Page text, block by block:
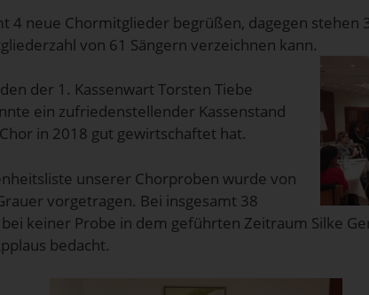
4 neue Chormitglieder begrüßen, dagegen stehen
von 61 Sängern verzeichnen kann.
der 1. Kassenwart Torsten Tiebe
ein zufriedenstellender Kassenstand
in 2018 gut gewirtschaftet hat.
unserer Chorproben wurde von
vorgetragen. Bei insgesamt 38
keiner Probe in dem geführten Zeitraum Silke
bedacht.